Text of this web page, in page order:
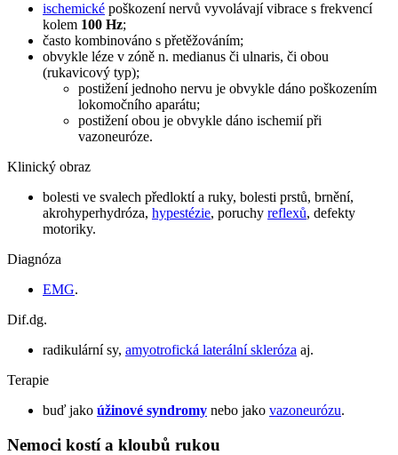
ischemické poškození nervů vyvolávají vibrace s frekvencí
kolem 100 Hz;
často kombinováno s přetěžováním;
obvykle léze v zóně n. medianus či ulnaris, či obou
(rukavicový typ);
postižení jednoho nervu je obvykle dáno poškozením
lokomočního aparátu;
postižení obou je obvykle dáno ischemií při
vazoneuróze.
Klinický obraz
bolesti ve svalech předloktí a ruky, bolesti prstů, brnění,
akrohyperhydróza, hypestézie, poruchy reflexů, defekty
motoriky.
Diagnóza
EMG.
Dif.dg.
radikulární sy, amyotrofická laterální skleróza aj.
Terapie
buď jako úžinové syndromy nebo jako vazoneurózu.
Nemoci kostí a kloubů rukou